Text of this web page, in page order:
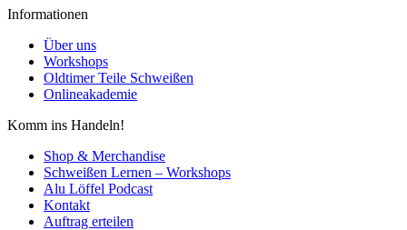
Informationen
Über uns
Workshops
Oldtimer Teile Schweißen
Onlineakademie
Komm ins Handeln!
Shop & Merchandise
Schweißen Lernen – Workshops
Alu Löffel Podcast
Kontakt
Auftrag erteilen